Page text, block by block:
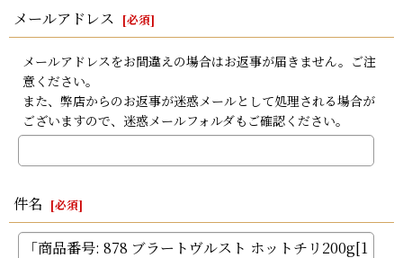
メールアドレス [必須]
メールアドレスをお間違えの場合はお返事が届きません。ご注
意ください。
また、弊店からのお返事が迷惑メールとして処理される場合が
ございますので、迷惑メールフォルダもご確認ください。
件名 [必須]